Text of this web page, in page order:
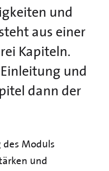
und
aus einer
Kapiteln.
und
dann der
Moduls
und